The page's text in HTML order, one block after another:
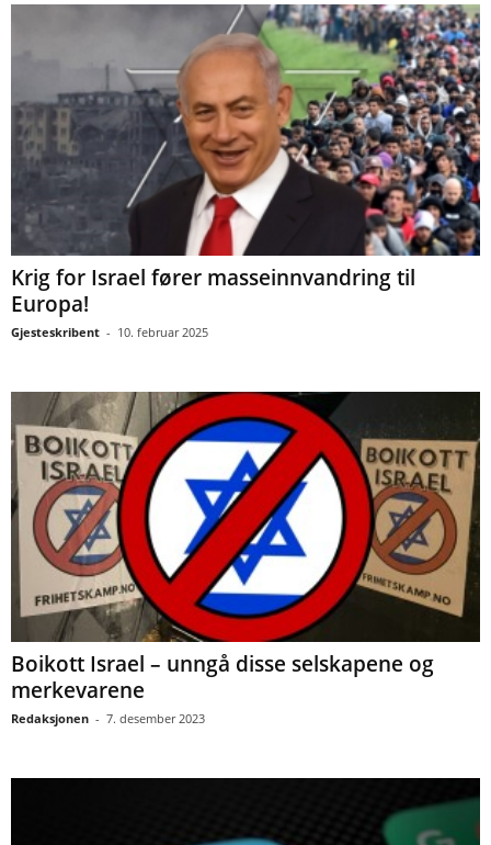
Krig for Israel fører masseinnvandring til
Europa!
Gjesteskribent - 10. februar 2025
Boikott Israel – unngå disse selskapene og
merkevarene
Redaksjonen - 7. desember 2023